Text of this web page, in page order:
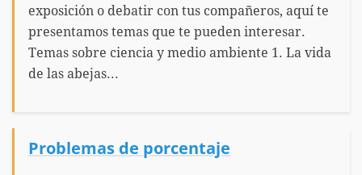
exposición o debatir con tus compañeros, aquí te
presentamos temas que te pueden interesar.
Temas sobre ciencia y medio ambiente 1. La vida
de las abejas...
Problemas de porcentaje